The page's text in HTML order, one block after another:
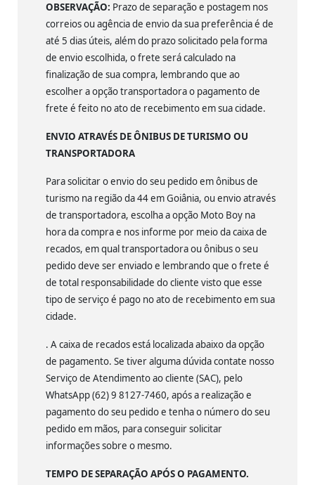
OBSERVAÇÃO: Prazo de separação e postagem nos
correios ou agência de envio da sua preferência é de
até 5 dias úteis, além do prazo solicitado pela forma
de envio escolhida, o frete será calculado na
finalização de sua compra, lembrando que ao
escolher a opção transportadora o pagamento de
frete é feito no ato de recebimento em sua cidade.
ENVIO ATRAVÉS DE ÔNIBUS DE TURISMO OU
TRANSPORTADORA
Para solicitar o envio do seu pedido em ônibus de
turismo na região da 44 em Goiânia, ou envio através
de transportadora, escolha a opção Moto Boy na
hora da compra e nos informe por meio da caixa de
recados, em qual transportadora ou ônibus o seu
pedido deve ser enviado e lembrando que o frete é
de total responsabilidade do cliente visto que esse
tipo de serviço é pago no ato de recebimento em sua
cidade.
. A caixa de recados está localizada abaixo da opção
de pagamento. Se tiver alguma dúvida contate nosso
Serviço de Atendimento ao cliente (SAC), pelo
WhatsApp (62) 9 8127-7460, após a realização e
pagamento do seu pedido e tenha o número do seu
pedido em mãos, para conseguir solicitar
informações sobre o mesmo.
TEMPO DE SEPARAÇÃO APÓS O PAGAMENTO.